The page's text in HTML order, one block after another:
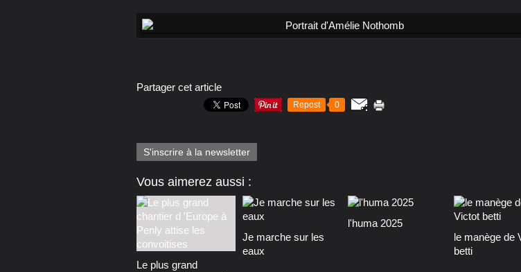
Partager cet article
Repost 0
S'inscrire à la newsletter
Vous aimerez aussi :
Le plus grand
Je marche sur les
eaux
l'huma 2025
le manège de
betti